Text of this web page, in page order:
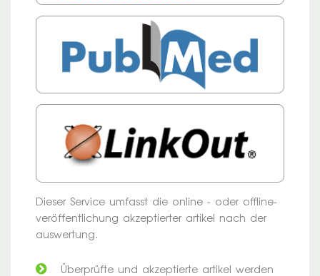
Dieser Service umfasst die online - oder offline-
veröffentlichung akzeptierter artikel nach der
auswertung.
Überprüfte und akzeptierte artikel werden